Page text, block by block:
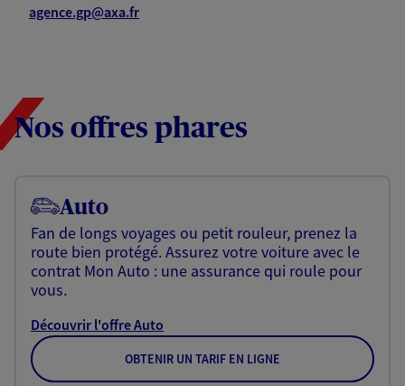
agence.gp@axa.fr
Nos offres phares
Auto
Fan de longs voyages ou petit rouleur, prenez la
route bien protégé. Assurez votre voiture avec le
contrat Mon Auto : une assurance qui roule pour
vous.
Découvrir l'offre Auto
OBTENIR UN TARIF EN LIGNE